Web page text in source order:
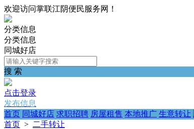
欢迎访问掌联江阴便民服务网！
分类信息
分类信息
同城好店
搜 索
点击登录
发布信息
首页 同城好店 求职招聘 房屋租售 本地推广 生意转让
首页 > 二手转让